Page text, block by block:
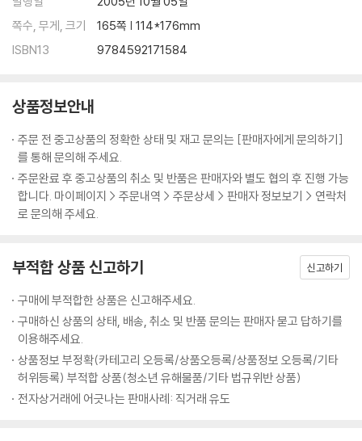
쪽수, 무게, 크기
165쪽 | 114*176mm
ISBN13
9784592171584
상품정보안내
주문 전 중고상품의 정확한 상태 및 재고 문의는 [판매자에게 문의하기]
를 통해 문의해 주세요.
주문완료 후 중고상품의 취소 및 반품은 판매자와 별도 협의 후 진행 가능
합니다. 마이페이지 > 주문내역 > 주문상세 > 판매자 정보보기 > 연락처
로 문의해 주세요.
부적합 상품 신고하기 신고하기
구매에 부적합한 상품은 신고해주세요.
구매하신 상품의 상태, 배송, 취소 및 반품 문의는 판매자 묻고 답하기를
이용해주세요.
상품정보 부정확(카테고리 오등록/상품오등록/상품정보 오등록/기타
허위등록) 부적합 상품(청소년 유해물품/기타 법규위반 상품)
전자상거래에 어긋나는 판매사례: 직거래 유도